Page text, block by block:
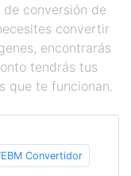
de conversión de
convertir
encontrarás
tendrás tus
que te funcionan.
Convertidor